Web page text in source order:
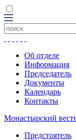
Об отделе
Информация
Председатель
Документы
Календарь
Контакты
Монастырский
Предстоятель